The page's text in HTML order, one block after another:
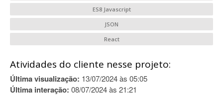
ES8 Javascript
JSON
React
Atividades do cliente nesse projeto:
Última visualização: 13/07/2024 às 05:05
Última interação: 08/07/2024 às 21:21